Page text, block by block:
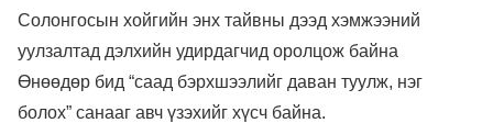
Солонгосын хойгийн энх тайвны дээд хэмжээний
уулзалтад дэлхийн удирдагчид оролцож байна
Өнөөдөр бид “саад бэрхшээлийг даван туулж, нэг
болох” санааг авч үзэхийг хүсч байна.